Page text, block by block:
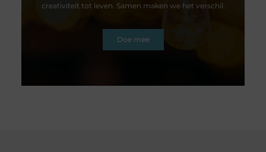
creativiteit tot leven. Samen maken we het verschil.
Doe mee